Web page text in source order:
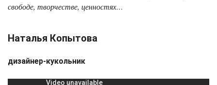
свободе, творчестве, ценностях…
Наталья Копытова
дизайнер-кукольник